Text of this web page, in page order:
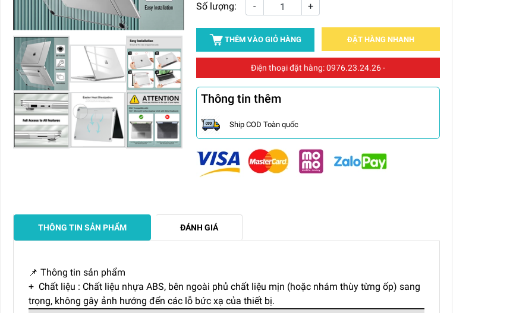
Số lượng: - +
THÊM VÀO GIỎ HÀNG ĐẶT HÀNG NHANH
Điện thoại đặt hàng:0976.23.24.26-
Thông tin thêm
Ship COD Toàn quốc
THÔNG TIN SẢN PHẨM ĐÁNH GIÁ
📌 Thông tin sản phẩm
+ Chất liệu : Chất liệu nhựa ABS, bên ngoài phủ chất liệu mịn (hoặc nhám thùy từng ốp) sang
trọng, không gây ảnh hướng đển các lỗ bức xạ của thiết bị.